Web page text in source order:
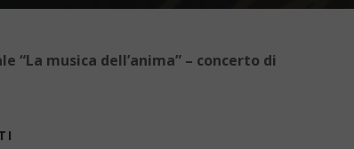
“La musica dell’anima” – concerto di